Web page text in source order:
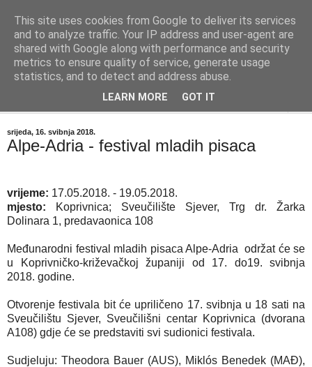
"Kvaka"
Časopis za književnost ISSN 2459-5632
srijeda, 16. svibnja 2018.
Alpe-Adria - festival mladih pisaca
vrijeme: 17.05.2018. - 19.05.2018.
mjesto: Koprivnica; Sveučilište Sjever, Trg dr. Žarka
Dolinara 1, predavaonica 108
Međunarodni festival mladih pisaca Alpe-Adria održat će se
u Koprivničko-križevačkoj županiji od 17. do19. svibnja
2018. godine.
Otvorenje festivala bit će upriličeno 17. svibnja u 18 sati na
Sveučilištu Sjever, Sveučilišni centar Koprivnica (dvorana
A108) gdje će se predstaviti svi sudionici festivala.
Sudjeluju: Theodora Bauer (AUS), Miklós Benedek (MAĐ),
This site uses cookies from Google to deliver its services
and to analyze traffic. Your IP address and user-agent are
shared with Google along with performance and security
metrics to ensure quality of service, generate usage
statistics, and to detect and address abuse.
LEARN MORE GOT IT